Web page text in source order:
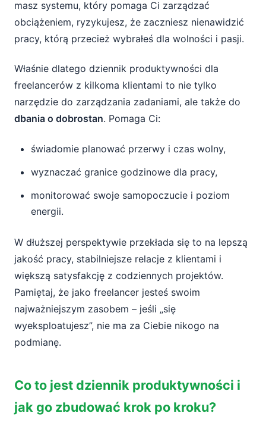
masz systemu, który pomaga Ci zarządzać
obciążeniem, ryzykujesz, że zaczniesz nienawidzić
pracy, którą przecież wybrałeś dla wolności i pasji.
Właśnie dlatego dziennik produktywności dla
freelancerów z kilkoma klientami to nie tylko
narzędzie do zarządzania zadaniami, ale także do
dbania o dobrostan. Pomaga Ci:
świadomie planować przerwy i czas wolny,
wyznaczać granice godzinowe dla pracy,
monitorować swoje samopoczucie i poziom
energii.
W dłuższej perspektywie przekłada się to na lepszą
jakość pracy, stabilniejsze relacje z klientami i
większą satysfakcję z codziennych projektów.
Pamiętaj, że jako freelancer jesteś swoim
najważniejszym zasobem – jeśli „się
wyeksploatujesz”, nie ma za Ciebie nikogo na
podmianę.
Co to jest dziennik produktywności i
jak go zbudować krok po kroku?